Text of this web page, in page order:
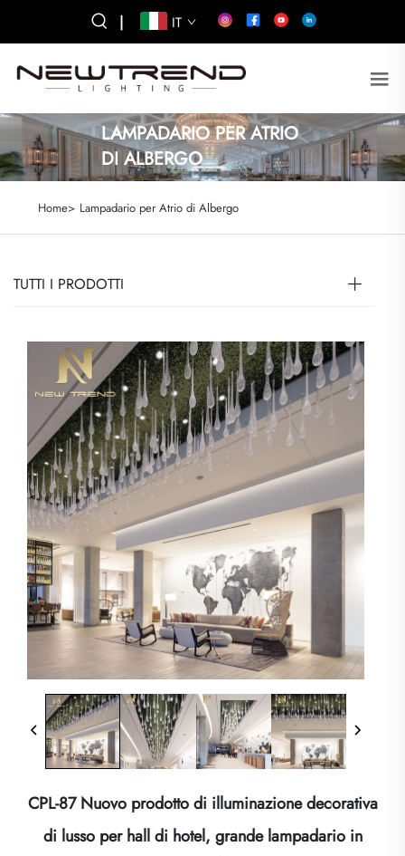
| IT
LAMPADARIO PER ATRIO
DI ALBERGO
Home> Lampadario per Atrio di Albergo
TUTTI I PRODOTTI
CPL-87 Nuovo prodotto di illuminazione decorativa
di lusso per hall di hotel, grande lampadario in